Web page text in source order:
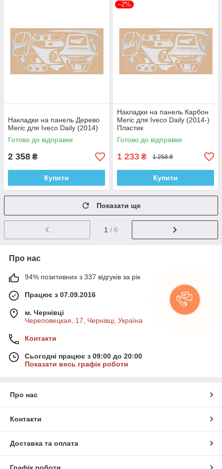
Накладки на панель Дерево
Meric для Iveco Daily (2014)
Готово до відправки
2 358 ₴
Купити
–2%
Накладки на панель Карбон
Meric для Iveco Daily (2014-)
Пластик
Готово до відправки
1 233 ₴ 1 258 ₴
Купити
Показати ще
1 / 6
Про нас
94% позитивних з 337 відгуків за рік
Працює з 07.09.2016
м. Чернівці
Череповецкая, 17, Чернівці, Україна
Контакти
Сьогодні працює з 09:00 до 20:00
Показати весь графік роботи
Про нас
Контакти
Доставка та оплата